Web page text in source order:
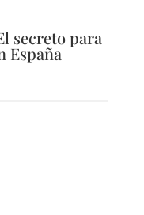
secreto para
España